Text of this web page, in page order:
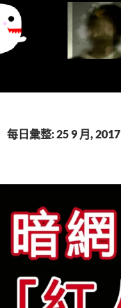
要
每日彙整: 25 9 月, 2017